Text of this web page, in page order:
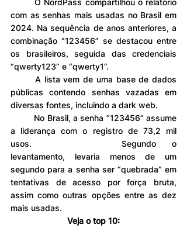
	O NordPass compartilhou o relatório
com as senhas mais usadas no Brasil em
2024. Na sequência de anos anteriores, a
combinação “123456” se destacou entre
os brasileiros, seguida das credenciais
“qwerty123” e “qwerty1”.
públicas contendo senhas vazadas em
diversas fontes, incluindo a dark web.
a liderança com o registro de 73,2 mil
usos. 		Segundo o
levantamento, levaria menos de um
segundo para a senha ser “quebrada” em
tentativas de acesso por força bruta,
assim como outras opções entre as dez
mais usadas.
Veja o top 10: